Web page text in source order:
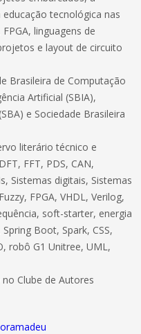
tecnológica nas
linguagens de
e layout de circuito
Brasileira de Computação
Artificial (SBIA),
e Sociedade Brasileira
literário técnico e
FFT, PDS, CAN,
Sistemas digitais, Sistemas
FPGA, VHDL, Verilog,
soft-starter, energia
Boot, Spark, CSS,
robô G1 Unitree, UML,
Clube de Autores